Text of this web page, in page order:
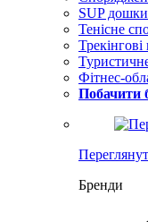
SUP дошки
Тенісне
Трекінгові
Фітнес-
Побачити
Бренди